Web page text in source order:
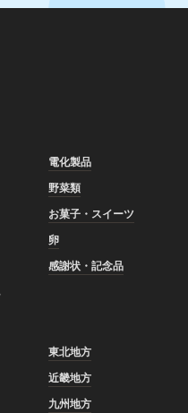
電化製品
野菜類
お菓子・スイーツ
卵
感謝状・記念品
東北地方
近畿地方
九州地方